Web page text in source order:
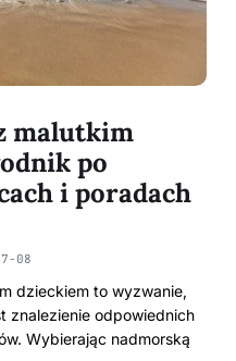
malutkim
po
i poradach
08
dzieckiem to wyzwanie,
znalezienie odpowiednich
Wybierając nadmorską